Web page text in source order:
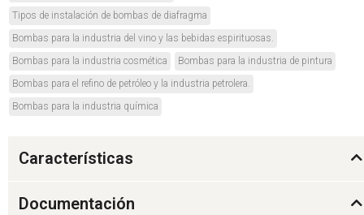
Tipos de instalación de bombas de diafragma
Bombas para la industria del vino y las bebidas espirituosas.
Bombas para la industria cosmética
Bombas para la industria de pintura
Bombas para el refino de petróleo y la industria petrolera.
Bombas para la industria química
Características
Documentación